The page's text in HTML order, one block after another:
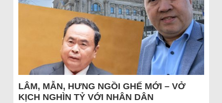
LÂM, MẪN, HƯNG NGỒI GHẾ MỚI – VỞ
KỊCH NGHÌN TỶ VỚI NHÂN DÂN